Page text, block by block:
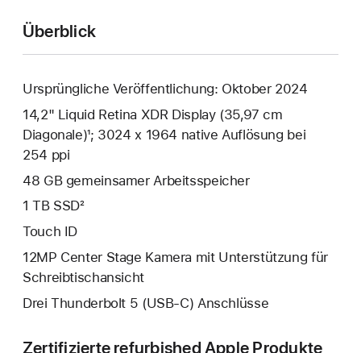
Überblick
Ursprüngliche Veröffentlichung: Oktober 2024
14,2" Liquid Retina XDR Display (35,97 cm
Diagonale)¹; 3024 x 1964 native Auflösung bei
254 ppi
48 GB gemeinsamer Arbeitsspeicher
1 TB SSD²
Touch ID
12MP Center Stage Kamera mit Unterstützung für
Schreibtischansicht
Drei Thunderbolt 5 (USB‑C) Anschlüsse
Zertifizierte refurbished Apple Produkte